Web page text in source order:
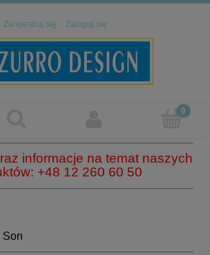
Zarejestruj się Zaloguj się
informacje na temat naszych
+48 12 260 60 50
Son